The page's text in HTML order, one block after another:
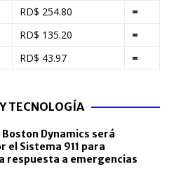
RD$ 254.80
=
RD$ 135.20
=
RD$ 43.97 =
TECNOLOGÍA
Boston Dynamics será
el Sistema 911 para
respuesta a emergencias